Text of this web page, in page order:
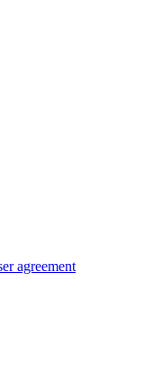
agreement